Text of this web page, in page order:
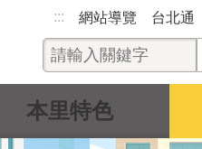
::: 網站導覽 台北通
本里特色